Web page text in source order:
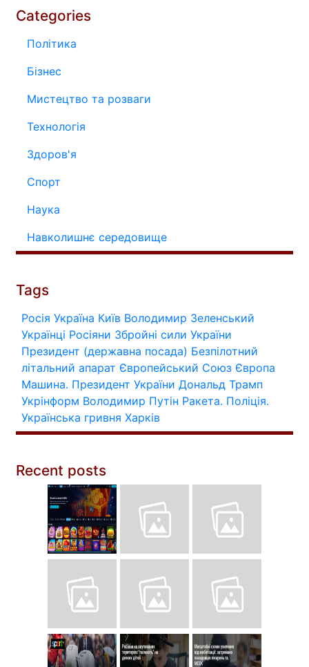
Categories
Політика
Бізнес
Мистецтво та розваги
Технологія
Здоров'я
Спорт
Наука
Навколишнє середовище
Tags
Росія Україна Київ Володимир Зеленський
Українці Росіяни Збройні сили України
Президент (державна посада) Безпілотний
літальний апарат Європейський Союз Європа
Машина. Президент України Дональд Трамп
Укрінформ Володимир Путін Ракета. Поліція.
Українська гривня Харків
Recent posts